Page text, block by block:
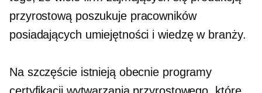
przyrostową poszukuje pracowników
posiadających umiejętności i wiedzę w branży.
Na szczęście istnieją obecnie programy